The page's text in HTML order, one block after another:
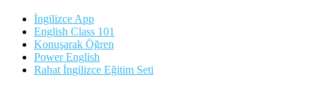
İngilizce App
English Class 101
Konuşarak Öğren
Power English
Rahat İngilizce Eğitim Seti